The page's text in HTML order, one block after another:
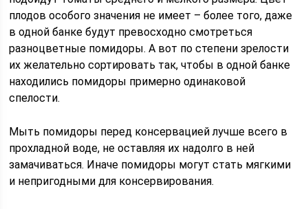
плодов особого значения не имеет – более того, даже
в одной банке будут превосходно смотреться
разноцветные помидоры. А вот по степени зрелости
их желательно сортировать так, чтобы в одной банке
находились помидоры примерно одинаковой
спелости.
Мыть помидоры перед консервацией лучше всего в
прохладной воде, не оставляя их надолго в ней
замачиваться. Иначе помидоры могут стать мягкими
и непригодными для консервирования.